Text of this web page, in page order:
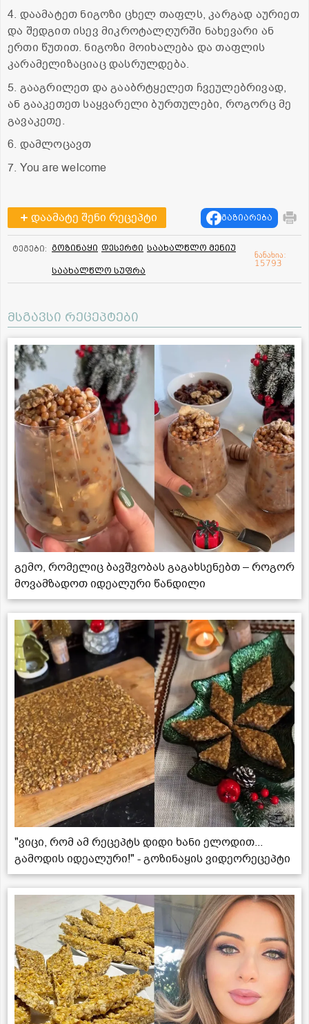
4. დაამატეთ ნიგოზი ცხელ თაფლს, კარგად აურიეთ
და შედგით ისევ მიკროტალღურში ნახევარი ან
ერთი წუთით. ნიგოზი მოიხალება და თაფლის
კარამელიზაციაც დასრულდება.
5. გააგრილეთ და გააბრტყელეთ ჩვეულებრივად,
ან გააკეთეთ საყვარელი ბურთულები, როგორც მე
გავაკეთე.
6. დამლოცავთ
7. You are welcome
დაამატე შენი რეცეპტი გაზიარება
ტეგები: გოზინაყი დესერტი საახალწლო მენიუ
საახალწლო სუფრა
ნანახია:
15793
მსგავსი რეცეპტები
გემო, რომელიც ბავშვობას გაგახსენებთ – როგორ
მოვამზადოთ იდეალური წანდილი
"ვიცი, რომ ამ რეცეპტს დიდი ხანი ელოდით...
გამოდის იდეალური!" - გოზინაყის ვიდეორეცეპტი